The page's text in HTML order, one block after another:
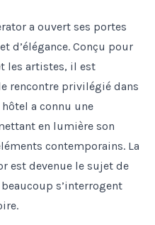
a ouvert ses portes
d’élégance. Conçu pour
les artistes, il est
rencontre privilégié dans
hôtel a connu une
en lumière son
contemporains. La
est devenue le sujet de
s’interrogent